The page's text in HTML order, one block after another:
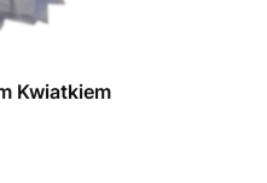
Kwiatkiem